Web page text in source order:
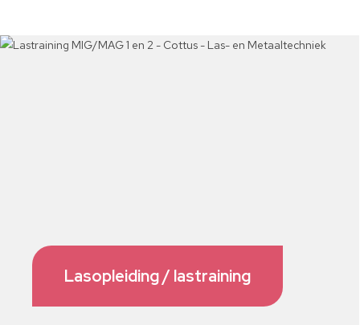
Lasopleiding / lastraining